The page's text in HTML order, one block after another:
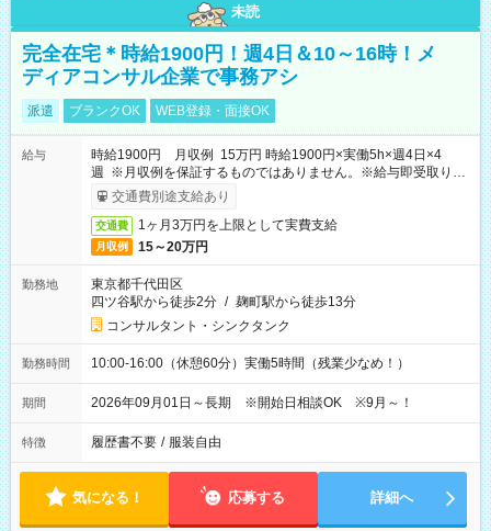
未読
完全在宅＊時給1900円！週4日＆10～16時！メ
ディアコンサル企業で事務アシ
派遣 ブランクOK WEB登録・面接OK
給与
時給1900円 月収例 15万円 時給1900円×実働5h×週4日×4
週 ※月収例を保証するものではありません。※給与即受取りサ
ービス利用可（利用条件有）
交通費別途支給あり
交通費 1ヶ月3万円を上限として実費支給
月収例 15～20万円
勤務地
東京都千代田区
四ツ谷駅から徒歩2分 / 麹町駅から徒歩13分
コンサルタント・シンクタンク
勤務時間 10:00-16:00（休憩60分）実働5時間（残業少なめ！）
期間 2026年09月01日～長期 ※開始日相談OK ※9月～！
特徴 履歴書不要 / 服装自由
気になる！ 応募する 詳細へ